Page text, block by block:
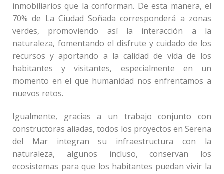
inmobiliarios que la conforman. De esta manera, el
70% de La Ciudad Soñada corresponderá a zonas
verdes, promoviendo así la interacción a la
naturaleza, fomentando el disfrute y cuidado de los
recursos y aportando a la calidad de vida de los
habitantes y visitantes, especialmente en un
momento en el que humanidad nos enfrentamos a
nuevos retos.
Igualmente, gracias a un trabajo conjunto con
constructoras aliadas, todos los proyectos en Serena
del Mar integran su infraestructura con la
naturaleza, algunos incluso, conservan los
ecosistemas para que los habitantes puedan vivir la